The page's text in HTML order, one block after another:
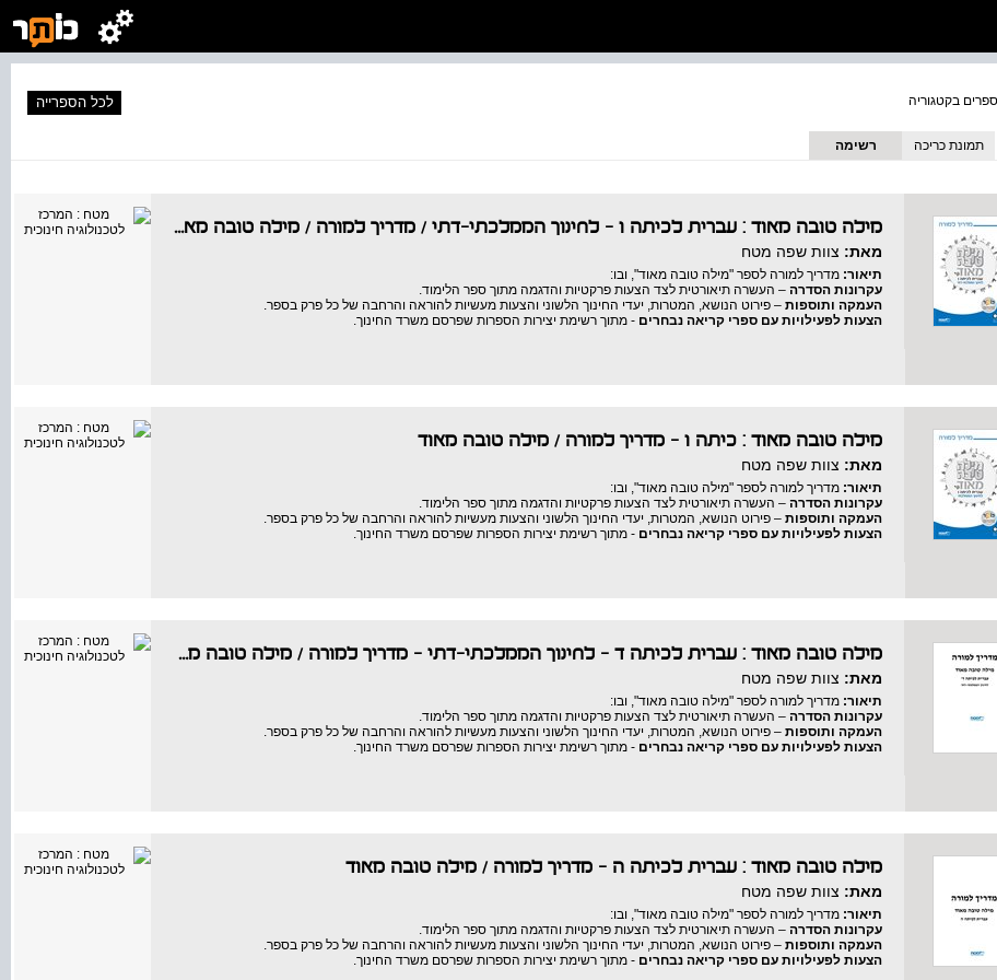
לכל הספרייה
תמונת כריכה רשימה
מילה טובה מאוד : עברית לכיתה ו - לחינוך הממלכתי-דתי / מדריך למורה / מילה טובה מאוד
מאת: צוות שפה מטח
תיאור: מדריך למורה לספר "מילה טובה מאוד", ובו:
עקרונות הסדרה – העשרה תיאורטית לצד הצעות פרקטיות והדגמה מתוך ספר הלימוד.
העמקה ותוספות – פירוט הנושא, המטרות, יעדי החינוך הלשוני והצעות מעשיות להוראה והרחבה של כל פרק בספר.
הצעות לפעילויות עם ספרי קריאה נבחרים - מתוך רשימת יצירות הספרות שפרסם משרד החינוך.
מילה טובה מאוד : כיתה ו - מדריך למורה / מילה טובה מאוד
מאת: צוות שפה מטח
תיאור: מדריך למורה לספר "מילה טובה מאוד", ובו:
עקרונות הסדרה – העשרה תיאורטית לצד הצעות פרקטיות והדגמה מתוך ספר הלימוד.
העמקה ותוספות – פירוט הנושא, המטרות, יעדי החינוך הלשוני והצעות מעשיות להוראה והרחבה של כל פרק בספר.
הצעות לפעילויות עם ספרי קריאה נבחרים - מתוך רשימת יצירות הספרות שפרסם משרד החינוך.
מילה טובה מאוד : עברית לכיתה ד - לחינוך הממלכתי-דתי - מדריך למורה / מילה טובה מאוד
מאת: צוות שפה מטח
תיאור: מדריך למורה לספר "מילה טובה מאוד", ובו:
עקרונות הסדרה – העשרה תיאורטית לצד הצעות פרקטיות והדגמה מתוך ספר הלימוד.
העמקה ותוספות – פירוט הנושא, המטרות, יעדי החינוך הלשוני והצעות מעשיות להוראה והרחבה של כל פרק בספר.
הצעות לפעילויות עם ספרי קריאה נבחרים - מתוך רשימת יצירות הספרות שפרסם משרד החינוך.
מילה טובה מאוד : עברית לכיתה ה - מדריך למורה / מילה טובה מאוד
מאת: צוות שפה מטח
תיאור: מדריך למורה לספר "מילה טובה מאוד", ובו:
עקרונות הסדרה – העשרה תיאורטית לצד הצעות פרקטיות והדגמה מתוך ספר הלימוד.
העמקה ותוספות – פירוט הנושא, המטרות, יעדי החינוך הלשוני והצעות מעשיות להוראה והרחבה של כל פרק בספר.
הצעות לפעילויות עם ספרי קריאה נבחרים - מתוך רשימת יצירות הספרות שפרסם משרד החינוך.